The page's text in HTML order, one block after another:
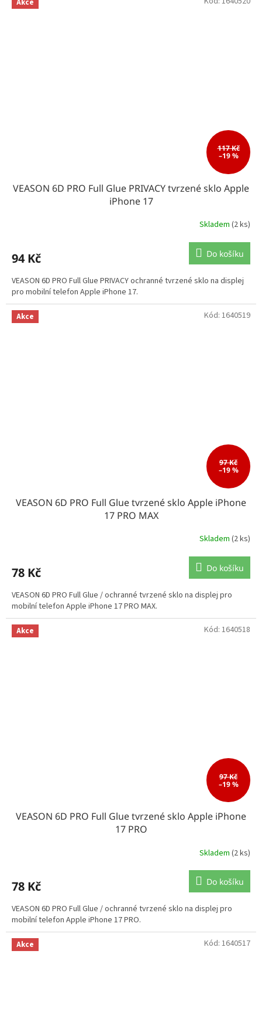
Akce
117 Kč
–19 %
VEASON 6D PRO Full Glue PRIVACY tvrzené sklo Apple
iPhone 17
Skladem (2 ks)
94 Kč Do košíku
VEASON 6D PRO Full Glue PRIVACY ochranné tvrzené sklo na displej
pro mobilní telefon Apple iPhone 17.
Akce
97 Kč
–19 %
VEASON 6D PRO Full Glue tvrzené sklo Apple iPhone
17 PRO MAX
Skladem (2 ks)
78 Kč Do košíku
VEASON 6D PRO Full Glue / ochranné tvrzené sklo na displej pro
mobilní telefon Apple iPhone 17 PRO MAX.
Kód: 1640519
Akce
97 Kč
–19 %
VEASON 6D PRO Full Glue tvrzené sklo Apple iPhone
17 PRO
Skladem (2 ks)
78 Kč Do košíku
VEASON 6D PRO Full Glue / ochranné tvrzené sklo na displej pro
mobilní telefon Apple iPhone 17 PRO.
Kód: 1640518
Akce Kód: 1640517